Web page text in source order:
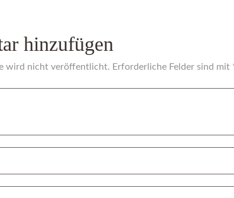
hinzufügen
wird nicht veröffentlicht. Erforderliche Felder sind mit